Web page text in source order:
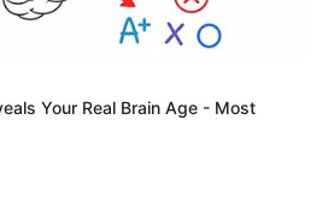
Your Real Brain Age - Most